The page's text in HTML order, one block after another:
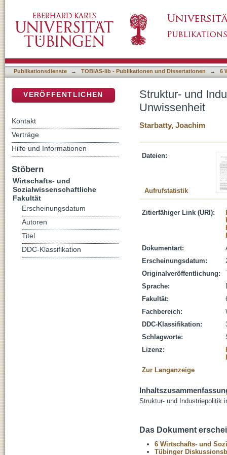
Publikationsdienste → TOBIAS-lib - Publikationen und Dissertationen → 6
Struktur- und
Unwissenheit
Starbatty, Joachim
Dateien:
Aufrufstatistik
Zitierfähiger Link (URI):
Dokumentart:
Erscheinungsdatum:
Originalveröffentlichung:
Sprache:
Fakultät:
Fachbereich:
DDC-Klassifikation:
Schlagworte:
Lizenz:
Zur Langanzeige
Struktur- und Industriepolitik
Das Dokument
6 Wirtschafts- und
Tübinger
VERÖFFENTLICHEN
Kontakt
Verträge
Hilfe und Informationen
Stöbern
Wirtschafts- und
Sozialwissenschaftliche
Fakultät
Erscheinungsdatum
Autoren
Titel
DDC-Klassifikation